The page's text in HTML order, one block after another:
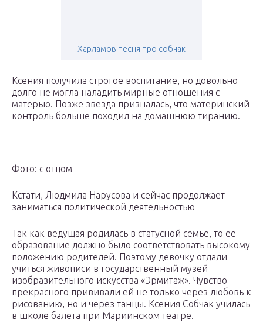
Харламов песня про собчак
Ксения получила строгое воспитание, но довольно
долго не могла наладить мирные отношения с
матерью. Позже звезда призналась, что материнский
контроль больше походил на домашнюю тиранию.
Фото: с отцом
Кстати, Людмила Нарусова и сейчас продолжает
заниматься политической деятельностью
Так как ведущая родилась в статусной семье, то ее
образование должно было соответствовать высокому
положению родителей. Поэтому девочку отдали
учиться живописи в государственный музей
изобразительного искусства «Эрмитаж». Чувство
прекрасного прививали ей не только через любовь к
рисованию, но и через танцы. Ксения Собчак училась
в школе балета при Мариинском театре.